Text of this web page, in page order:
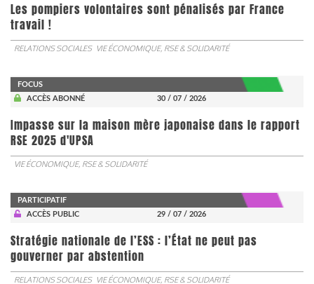
Les pompiers volontaires sont pénalisés par France
travail !
RELATIONS SOCIALES VIE ÉCONOMIQUE, RSE & SOLIDARITÉ
FOCUS
ACCÈS ABONNÉ
30 / 07 / 2026
Impasse sur la maison mère japonaise dans le rapport
RSE 2025 d'UPSA
VIE ÉCONOMIQUE, RSE & SOLIDARITÉ
PARTICIPATIF
ACCÈS PUBLIC
29 / 07 / 2026
Stratégie nationale de l’ESS : l’État ne peut pas
gouverner par abstention
RELATIONS SOCIALES VIE ÉCONOMIQUE, RSE & SOLIDARITÉ